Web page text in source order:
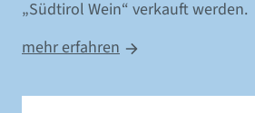
„Südtirol Wein“ verkauft werden.
mehr erfahren